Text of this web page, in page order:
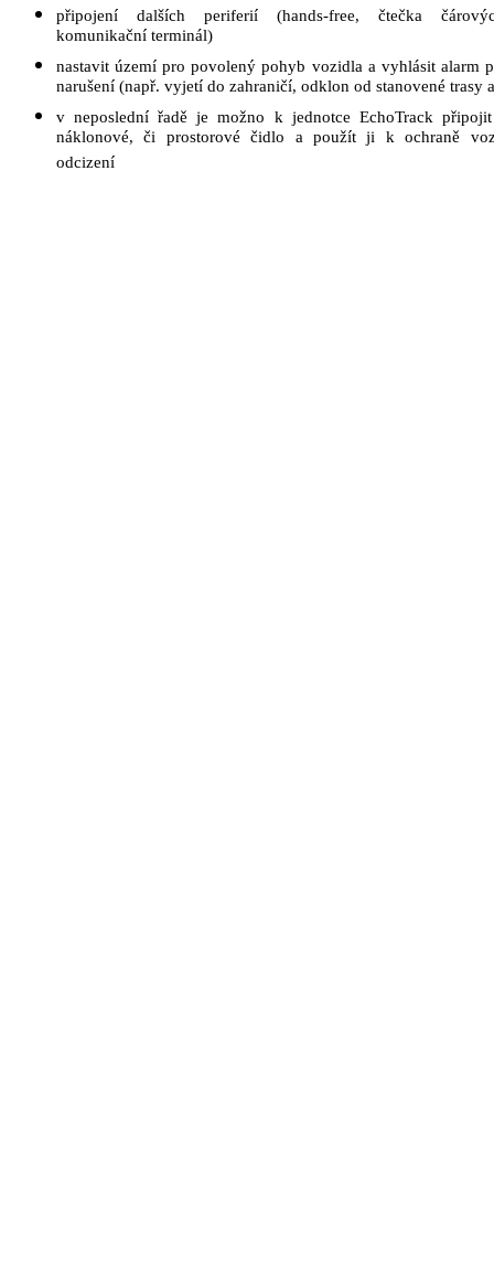
připojení dalších periferií (hands-free, čtečka
komunikační terminál)
nastavit území pro povolený pohyb vozidla a vyhlásit alarm
narušení (např. vyjetí do zahraničí, odklon od stanovené trasy
v neposlední řadě je možno k jednotce EchoTrack připojit
náklonové, či prostorové čidlo a použít ji k ochraně
odcizení